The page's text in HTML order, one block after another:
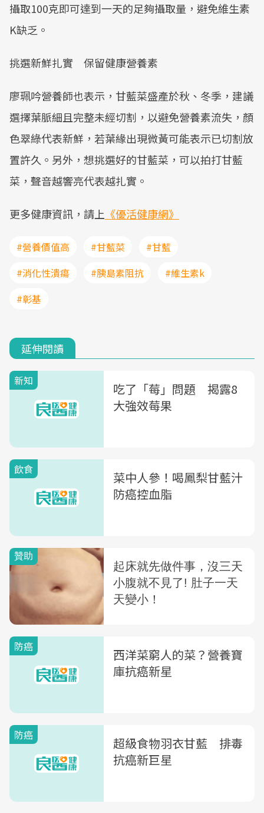
攝取100克即可達到一天的足夠攝取量，避免維生素
K缺乏。
挑選新鮮扎實 保留健康營養素
廖珮吟營養師也表示，甘藍菜盛產於秋、冬季，建議
選擇葉脈細且完整未經切割，以避免營養素流失，顏
色翠綠代表新鮮，若葉緣出現微黃可能表示已切割放
置許久。另外，想挑選好的甘藍菜，可以拍打甘藍
菜，聲音越響亮代表越扎實。
更多健康資訊，請上 《優活健康網》
#營養價值高 #甘藍菜
#甘藍
#消化性潰瘍
#胰島素阻抗
#維生素k
#彰基
延伸閱讀
新知
吃了「莓」問題 揭露8
大強效莓果
飲食
菜中人參！喝鳳梨甘藍汁
防癌控血脂
防癌
西洋菜窮人的菜？營養寶
庫抗癌新星
防癌
超級食物羽衣甘藍 排毒
抗癌新巨星